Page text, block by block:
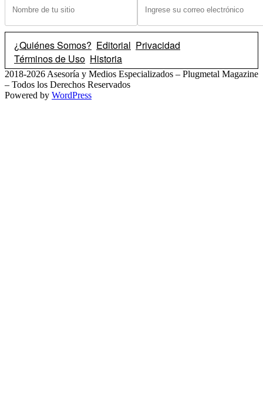
¿Quiénes Somos? Editorial Privacidad
Términos de Uso Historia
2018-2026 Asesoría y Medios Especializados – Plugmetal Magazine
– Todos los Derechos Reservados
Powered by WordPress